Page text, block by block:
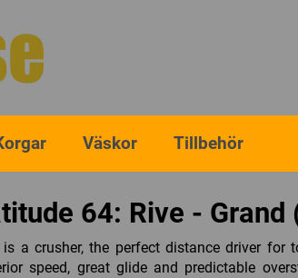
Väskor Tillbehör
64: Rive - Grand
is a crusher, the perfect distance driver
speed, great glide and predictable